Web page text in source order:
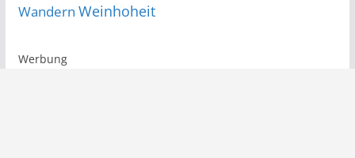
Wandern Weinhoheit
Werbung